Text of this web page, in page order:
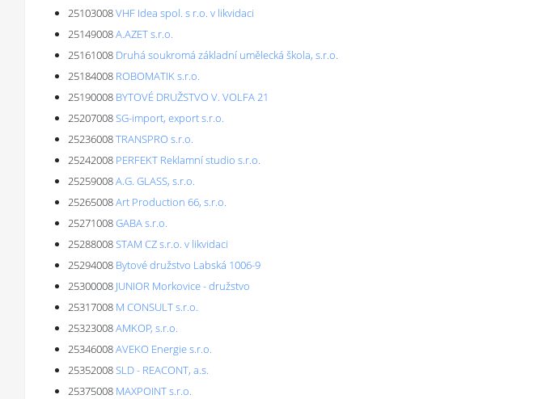
25103008VHF Idea spol. s r.o. v likvidaci
25149008A.AZET s.r.o.
25161008 Druhá soukromá základní umělecká škola, s.r.o.
25184008 ROBOMATIK s.r.o.
25190008 BYTOVÉ DRUŽSTVO V. VOLFA 21
25207008SG-import, export s.r.o.
25236008TRANSPRO s.r.o.
25242008 PERFEKT Reklamní studio s.r.o.
25259008A.G. GLASS, s.r.o.
25265008Art Production 66, s.r.o.
25271008GABA s.r.o.
25288008STAM CZ s.r.o. v likvidaci
25294008 Bytové družstvo Labská 1006-9
25300008 JUNIOR Morkovice - družstvo
25317008 M CONSULT s.r.o.
25323008AMKOP, s.r.o.
25346008AVEKO Energie s.r.o.
25352008SLD - REACONT, a.s.
25375008 MAXPOINT s.r.o.